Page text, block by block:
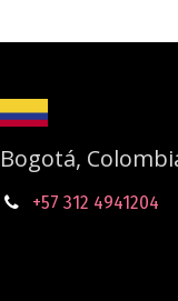
Bogotá,
+57 312 4941204